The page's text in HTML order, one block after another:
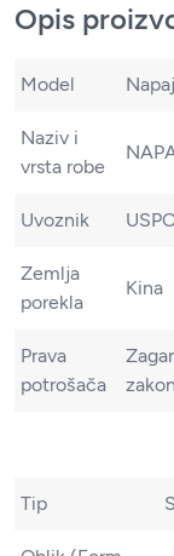
Opis
Model
Naziv i
vrsta robe
Uvoznik
Zemlja
porekla
Kina
Prava
potrošača
Tip